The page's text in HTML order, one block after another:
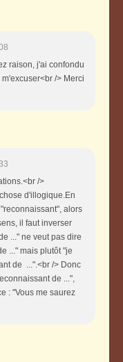
raison, j'ai confondu
/> Merci
/>
d'illogique.En
alors
il faut inverser
..." ne veut pas dire
..." mais plutôt "je
de ...".<br /> Donc
de ...",
: "Vous me saurez